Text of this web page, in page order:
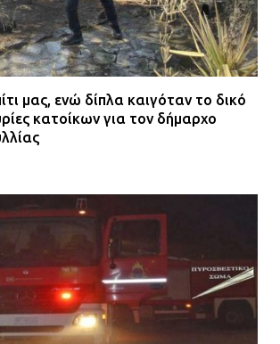
μας, ενώ δίπλα καιγόταν το δικό
κατοίκων για τον δήμαρχο